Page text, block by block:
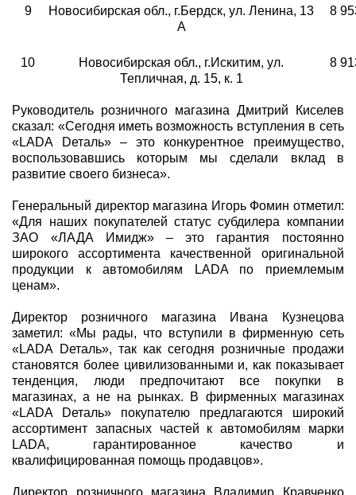
9
Новосибирская обл., г.Бердск, ул. Ленина, 13
А
8
10
Новосибирская обл., г.Искитим, ул.
Тепличная, д. 15, к. 1
8
Руководитель розничного магазина Дмитрий Киселев
сказал: «Сегодня иметь возможность вступления в сеть
«LADA Dеталь» – это конкурентное преимущество,
воспользовавшись которым мы сделали вклад в
развитие своего бизнеса».
Генеральный директор магазина Игорь Фомин отметил:
«Для наших покупателей статус субдилера компании
ЗАО «ЛАДА Имидж» – это гарантия постоянно
широкого ассортимента качественной оригинальной
продукции к автомобилям LADA по приемлемым
ценам».
Директор розничного магазина Ивана Кузнецова
заметил: «Мы рады, что вступили в фирменную сеть
«LADA Dеталь», так как сегодня розничные продажи
становятся более цивилизованными и, как показывает
тенденция, люди предпочитают все покупки в
магазинах, а не на рынках. В фирменных магазинах
«LADA Dеталь» покупателю предлагаются широкий
ассортимент запасных частей к автомобилям марки
LADA, гарантированное качество и
квалифицированная помощь продавцов».
Директор розничного магазина Владимир Кравченко